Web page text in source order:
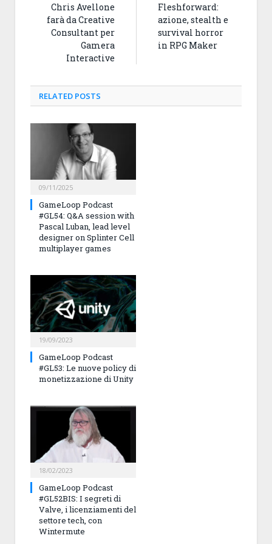
Chris Avellone
farà da Creative
Consultant per
Gamera
Interactive
Fleshforward:
azione, stealth e
survival horror
in RPG Maker
RELATED POSTS
09/11/2025
GameLoop Podcast
#GL54: Q&A session with
Pascal Luban, lead level
designer on Splinter Cell
multiplayer games
19/09/2023
GameLoop Podcast
#GL53: Le nuove policy di
monetizzazione di Unity
18/02/2023
GameLoop Podcast
#GL52BIS: I segreti di
Valve, i licenziamenti del
settore tech, con
Wintermute